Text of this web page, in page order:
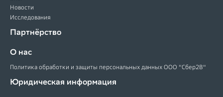
Новости
Исследования
Партнёрство
О нас
Политика обработки и защиты персональных данных ООО "Сбер2В"
Юридическая информация